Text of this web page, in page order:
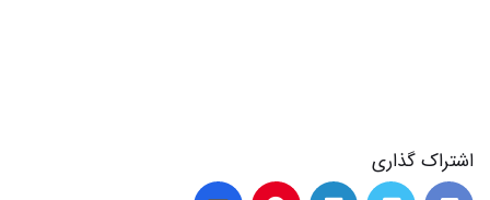
اشتراک گذاری